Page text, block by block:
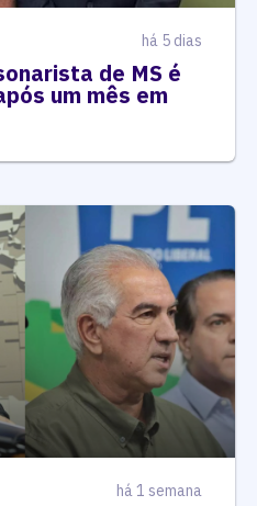
há 5 dias
de MS é
um mês em
há 1 semana